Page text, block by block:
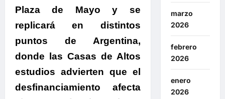
Plaza de Mayo y se
replicará en distintos
puntos de Argentina,
donde las Casas de Altos
estudios advierten que el
desfinanciamiento afecta
marzo
2026
febrero
2026
enero
2026